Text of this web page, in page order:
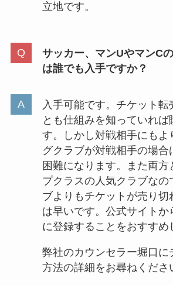
立地です。
サッカー、マンUやマンC
は誰でも入手ですか？
入手可能です。チケット転
とも仕組みを知っていれば
す。しかし対戦相手にもよ
グクラブが対戦相手の場合
困難になります。また両方
プクラスの人気クラブなの
ブよりもチケットが売り切
は早いです。公式サイトか
に登録することをおすすめ
弊社のカウンセラー堀口に
方法の詳細をお尋ねくださ